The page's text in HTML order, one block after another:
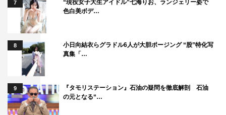
7
“現役女子大生アイドル”七海りお、ランジェリー姿で
色白美ボデ…
8
小日向結衣らグラドル6人が大胆ポージング “股”特化写
真集「…
9
『タモリステーション』石油の疑問を徹底解剖 石油
の元となる“…